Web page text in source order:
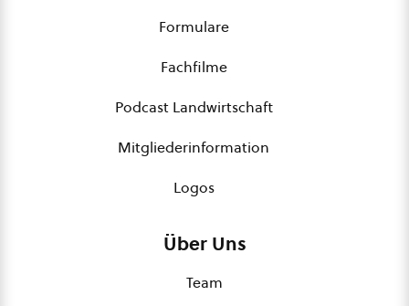
Formulare
Fachfilme
Podcast Landwirtschaft
Mitgliederinformation
Logos
Über Uns
Team